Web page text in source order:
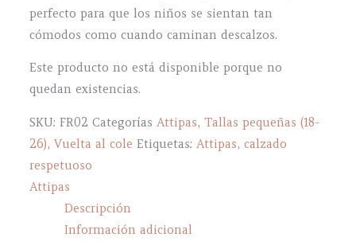
perfecto para que los niños se sientan tan
cómodos como cuando caminan descalzos.
Este producto no está disponible porque no
quedan existencias.
SKU:FR02 CategoríasAttipas,Tallas pequeñas (18-
26),Vuelta al cole Etiquetas:Attipas,calzado
respetuoso
Attipas
Descripción
Información adicional